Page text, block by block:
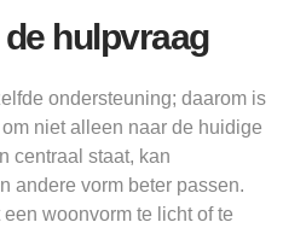
hulpvraag
ondersteuning; daarom is
niet alleen naar de huidige
centraal staat, kan
andere vorm beter passen.
woonvorm te licht of te